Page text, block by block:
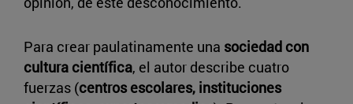
Para crear paulatinamente una sociedad con
cultura científica, el autor describe cuatro
fuerzas (centros escolares, instituciones